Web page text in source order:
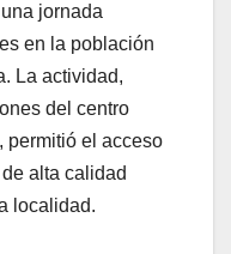
jornada
en la población
La actividad,
del centro
permitió el acceso
alta calidad
localidad.